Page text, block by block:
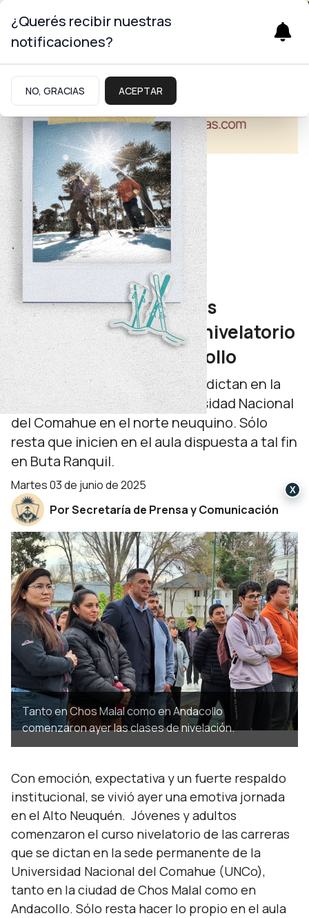
Educación
Región Alto Neuquén
Más de 500 estudiantes
comenzaron su curso nivelatorio
en Chos Malal y Andacollo
Se trata de las carreras que se dictan en la
sede permanente de la Universidad Nacional
del Comahue en el norte neuquino. Sólo
resta que inicien en el aula dispuesta a tal fin
en Buta Ranquil.
martes 03 de junio de 2025
Por Secretaría de Prensa y Comunicación
Tanto en Chos Malal como en Andacollo
comenzaron ayer las clases de nivelación.
Con emoción, expectativa y un fuerte respaldo
institucional, se vivió ayer una emotiva jornada
en el Alto Neuquén. Jóvenes y adultos
comenzaron el curso nivelatorio de las carreras
que se dictan en la sede permanente de la
Universidad Nacional del Comahue (UNCo),
tanto en la ciudad de Chos Malal como en
Andacollo. Sólo resta hacer lo propio en el aula
¿Querés recibir nuestras
notificaciones?
NO, GRACIAS ACEPTAR
X